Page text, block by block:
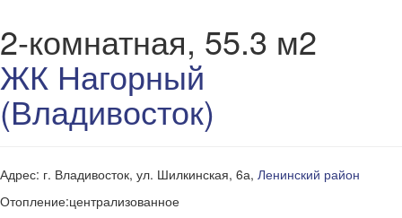
2-комнатная, 55.3 м2
ЖК Нагорный
(Владивосток)
Адрес: г. Владивосток, ул. Шилкинская, 6а, Ленинский район
Отопление:централизованное